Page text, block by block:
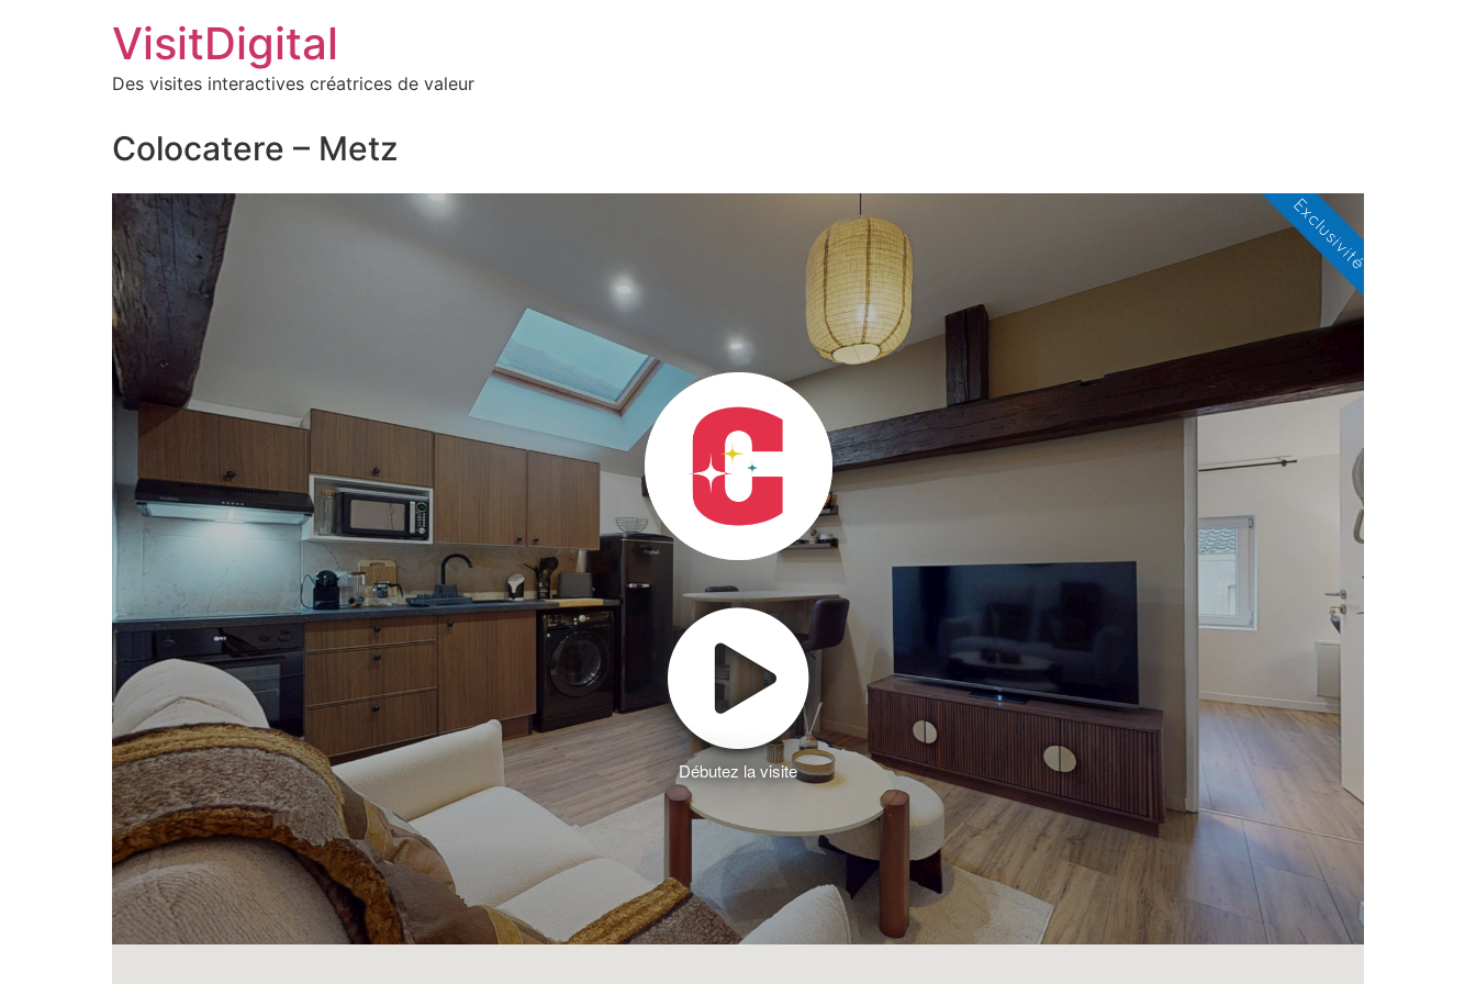
VisitDigital
Des visites interactives créatrices de valeur
Colocatere – Metz
Débutez la visite